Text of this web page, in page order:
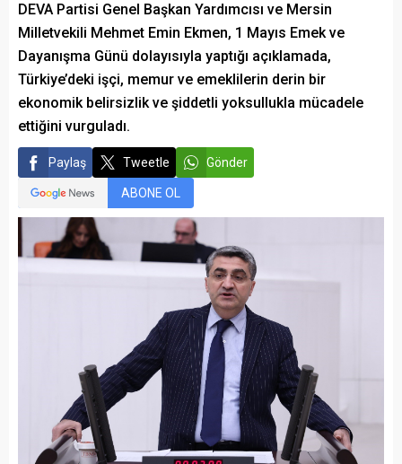
DEVA Partisi Genel Başkan Yardımcısı ve Mersin
Milletvekili Mehmet Emin Ekmen, 1 Mayıs Emek ve
Dayanışma Günü dolayısıyla yaptığı açıklamada,
Türkiye’deki işçi, memur ve emeklilerin derin bir
ekonomik belirsizlik ve şiddetli yoksullukla mücadele
ettiğini vurguladı.
Paylaş Tweetle Gönder
ABONE OL